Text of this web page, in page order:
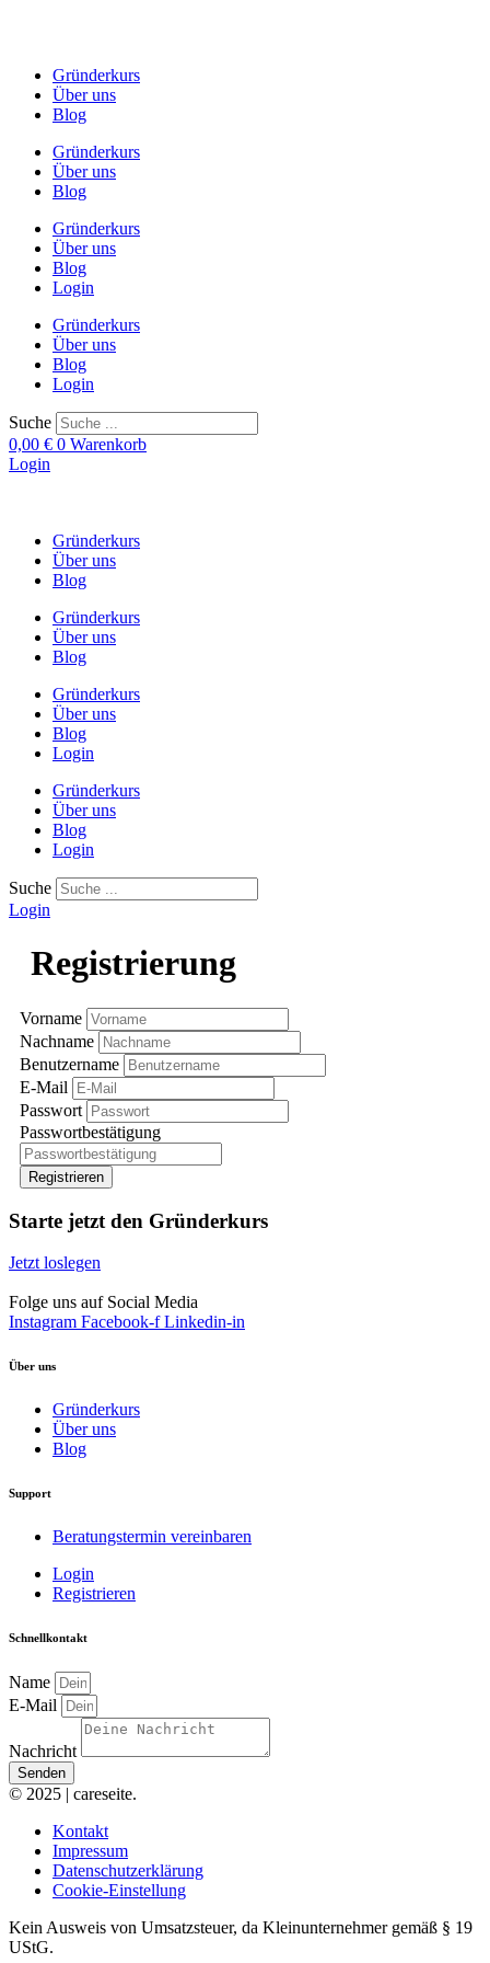
Gründerkurs
Über uns
Blog
Gründerkurs
Über uns
Blog
Gründerkurs
Über uns
Blog
Login
Gründerkurs
Über uns
Blog
Login
Suche
0,00 € 0 Warenkorb
Login
Gründerkurs
Über uns
Blog
Gründerkurs
Über uns
Blog
Gründerkurs
Über uns
Blog
Login
Gründerkurs
Über uns
Blog
Login
Suche
Login
Registrierung
Vorname
Nachname
Benutzername
E-Mail
Passwort
Passwortbestätigung
Registrieren
Starte jetzt den Gründerkurs
Jetzt loslegen
Folge uns auf Social Media
Instagram Facebook-f Linkedin-in
Über uns
Gründerkurs
Über uns
Blog
Support
Beratungstermin vereinbaren
Login
Registrieren
Schnellkontakt
Name
E-Mail
Nachricht
Senden
© 2025 | careseite.
Kontakt
Impressum
Datenschutzerklärung
Cookie-Einstellung
Kein Ausweis von Umsatzsteuer, da Kleinunternehmer gemäß § 19
UStG.